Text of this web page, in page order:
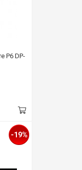
P6 DP-
-19%